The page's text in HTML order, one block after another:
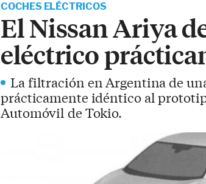
COCHES ELÉCTRICOS
El Nissan Ariya
eléctrico
La filtración en Argentina de
prácticamente idéntico al
Automóvil de Tokio.